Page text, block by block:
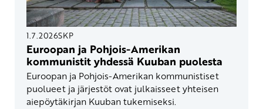
1.7.2026SKP
Euroopan ja Pohjois-Amerikan
kommunistit yhdessä Kuuban puolesta
Euroopan ja Pohjois-Amerikan kommunistiset
puolueet ja järjestöt ovat julkaisseet yhteisen
aiepöytäkirjan Kuuban tukemiseksi.